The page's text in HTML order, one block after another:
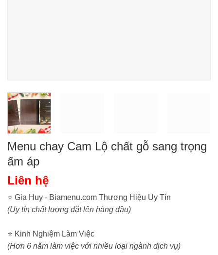
Menu chay Cam Lộ chất gỗ sang trọng
ấm áp
Liên hệ
⭐ Gia Huy - Biamenu.com Thương Hiệu Uy Tín
(Uy tín chất lượng đặt lên hàng đầu)
⭐ Kinh Nghiệm Làm Việc
(Hơn 6 năm làm việc với nhiều loại ngành dịch vụ)